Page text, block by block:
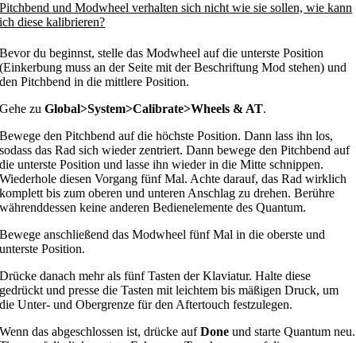
Pitchbend und Modwheel verhalten sich nicht wie sie sollen, wie kann
ich diese kalibrieren?
Bevor du beginnst, stelle das Modwheel auf die unterste Position
(Einkerbung muss an der Seite mit der Beschriftung Mod stehen) und
den Pitchbend in die mittlere Position.
Gehe zuGlobal>System>Calibrate>Wheels & AT.
Bewege den Pitchbend auf die höchste Position. Dann lass ihn los,
sodass das Rad sich wieder zentriert. Dann bewege den Pitchbend auf
die unterste Position und lasse ihn wieder in die Mitte schnippen.
Wiederhole diesen Vorgang fünf Mal. Achte darauf, das Rad wirklich
komplett bis zum oberen und unteren Anschlag zu drehen. Berühre
währenddessen keine anderen Bedienelemente des Quantum.
Bewege anschließend das Modwheel fünf Mal in die oberste und
unterste Position.
Drücke danach mehr als fünf Tasten der Klaviatur. Halte diese
gedrückt und presse die Tasten mit leichtem bis mäßigen Druck, um
die Unter- und Obergrenze für den Aftertouch festzulegen.
Wenn das abgeschlossen ist, drücke aufDone und starte Quantum neu.